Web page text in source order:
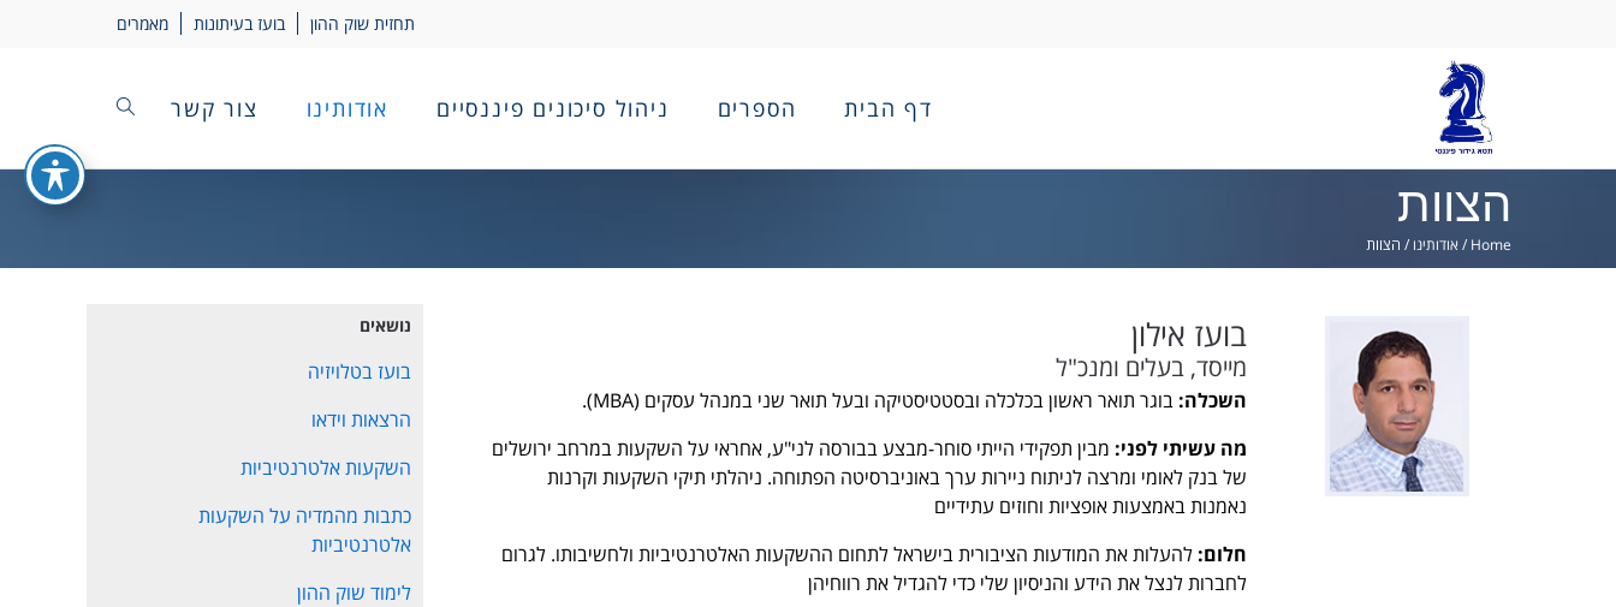
תחזית שוק ההון בועז בעיתונות מאמרים
דף הבית הספרים ניהול סיכונים פיננסיים אודותינו צור קשר
הצוות
Home
/ אודותינו / הצוות
בועז אילון
מייסד, בעלים ומנכ"ל
השכלה: בוגר תואר ראשון בכלכלה ובסטטיסטיקה ובעל תואר שני במנהל עסקים (MBA).
מה עשיתי לפני: מבין תפקידי הייתי סוחר-מבצע בבורסה לני"ע, אחראי על השקעות במרחב ירושלים
של בנק לאומי ומרצה לניתוח ניירות ערך באוניברסיטה הפתוחה. ניהלתי תיקי השקעות וקרנות
נאמנות באמצעות אופציות וחוזים עתידיים
חלום: להעלות את המודעות הציבורית בישראל לתחום ההשקעות האלטרנטיביות ולחשיבותו. לגרום
לחברות לנצל את הידע והניסיון שלי כדי להגדיל את רווחיהן
נושאים
בועז בטלויזיה
הרצאות וידאו
השקעות אלטרנטיביות
כתבות מהמדיה על השקעות
אלטרנטיביות
לימוד שוק ההון